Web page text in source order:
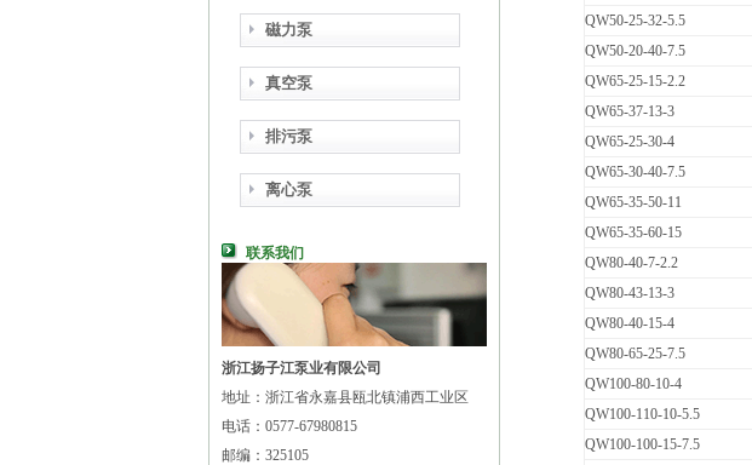
磁力泵
真空泵
排污泵
离心泵
联系我们
浙江扬子江泵业有限公司
地址：浙江省永嘉县瓯北镇浦西工业区
电话：0577-67980815
邮编：325105
QW50-25-32-5.5
QW50-20-40-7.5
QW65-25-15-2.2
QW65-37-13-3
QW65-25-30-4
QW65-30-40-7.5
QW65-35-50-11
QW65-35-60-15
QW80-40-7-2.2
QW80-43-13-3
QW80-40-15-4
QW80-65-25-7.5
QW100-80-10-4
QW100-110-10-5.5
QW100-100-15-7.5